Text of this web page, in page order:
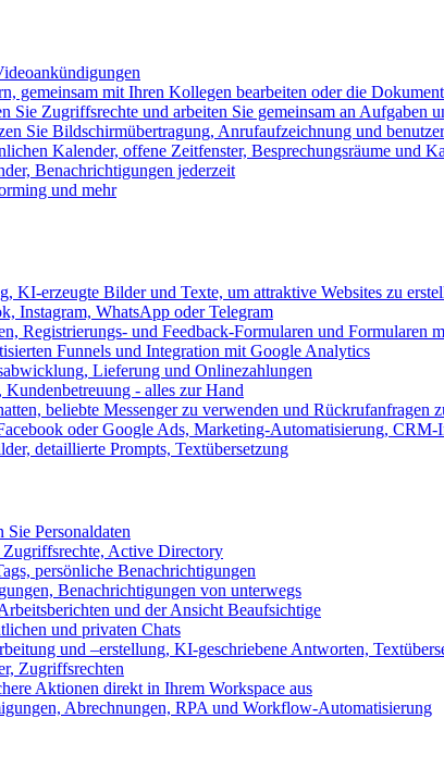
gemeinsam mit Ihren Kollegen bearbeiten oder die
Sie Zugriffsrechte und arbeiten Sie gemeinsam an Aufgaben
Sie Bildschirmübertragung, Anrufaufzeichnung und
Kalender, offene Zeitfenster, Besprechungsräume und
Benachrichtigungen jederzeit
und mehr
KI-erzeugte Bilder und Texte, um attraktive Websites zu
Instagram, WhatsApp oder Telegram
Registrierungs- und Feedback-Formularen und Formularen
Funnels und Integration mit Google Analytics
Lieferung und Onlinezahlungen
- alles zur Hand
beliebte Messenger zu verwenden und Rückrufanfragen
oder Google Ads, Marketing-Automatisierung, CRM-
detaillierte Prompts, Textübersetzung
Personaldaten
Active Directory
persönliche Benachrichtigungen
Benachrichtigungen von unterwegs
und der Ansicht Beaufsichtige
und privaten Chats
und –erstellung, KI-geschriebene Antworten,
Zugriffsrechten
Aktionen direkt in Ihrem Workspace aus
Abrechnungen, RPA und Workflow-Automatisierung